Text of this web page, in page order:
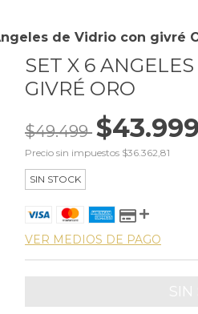
de Vidrio con givré
SET X 6
GIVRÉ ORO
$49.499 $43.999
Precio sin impuestos $36.362,81
SIN STOCK
VER MEDIOS DE PAGO